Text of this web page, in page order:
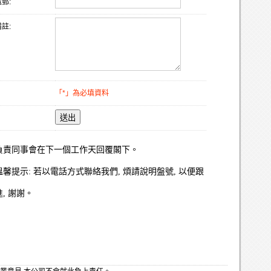
郵:
註:
「*」為必填資料
送出
責同事會在下一個工作天回覆閣下。
馨提示: 若以電話方式聯絡我們, 煩請說明盤號, 以便跟
, 謝謝。